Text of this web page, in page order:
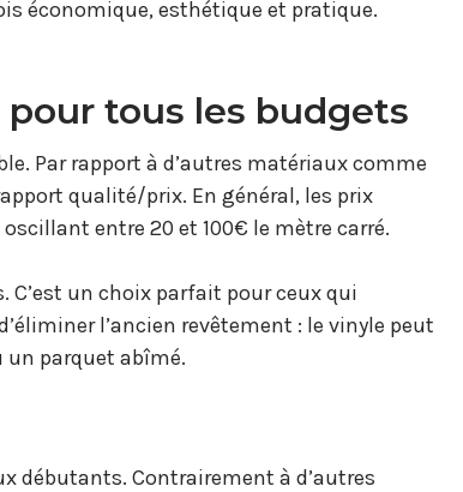
économique, esthétique et pratique.
tous les budgets
Par rapport à d’autres matériaux comme
qualité/prix. En général, les prix
entre 20 et 100€ le mètre carré.
un choix parfait pour ceux qui
l’ancien revêtement : le vinyle peut
un parquet abîmé.
débutants. Contrairement à d’autres